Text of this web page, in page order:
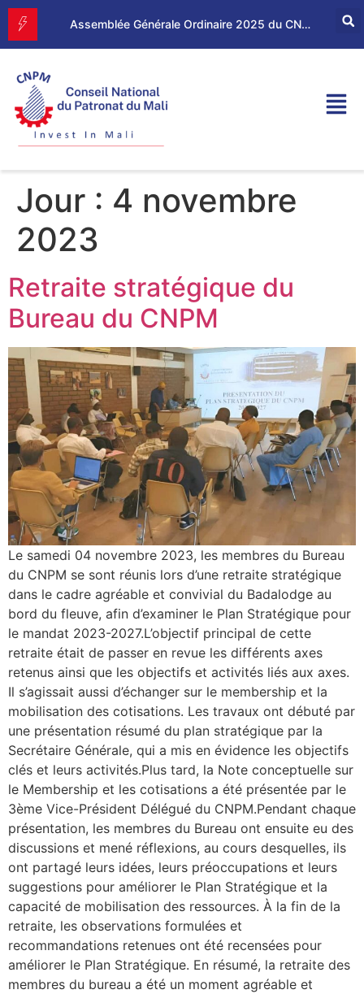
Assemblée Générale Ordinaire 2025 du CNPM
Jour : 4 novembre
2023
Retraite stratégique du
Bureau du CNPM
Le samedi 04 novembre 2023, les membres du Bureau
du CNPM se sont réunis lors d’une retraite stratégique
dans le cadre agréable et convivial du Badalodge au
bord du fleuve, afin d’examiner le Plan Stratégique pour
le mandat 2023-2027.L’objectif principal de cette
retraite était de passer en revue les différents axes
retenus ainsi que les objectifs et activités liés aux axes.
Il s’agissait aussi d’échanger sur le membership et la
mobilisation des cotisations. Les travaux ont débuté par
une présentation résumé du plan stratégique par la
Secrétaire Générale, qui a mis en évidence les objectifs
clés et leurs activités.Plus tard, la Note conceptuelle sur
le Membership et les cotisations a été présentée par le
3ème Vice-Président Délégué du CNPM.Pendant chaque
présentation, les membres du Bureau ont ensuite eu des
discussions et mené réflexions, au cours desquelles, ils
ont partagé leurs idées, leurs préoccupations et leurs
suggestions pour améliorer le Plan Stratégique et la
capacité de mobilisation des ressources. À la fin de la
retraite, les observations formulées et
recommandations retenues ont été recensées pour
améliorer le Plan Stratégique. En résumé, la retraite des
membres du bureau a été un moment agréable et